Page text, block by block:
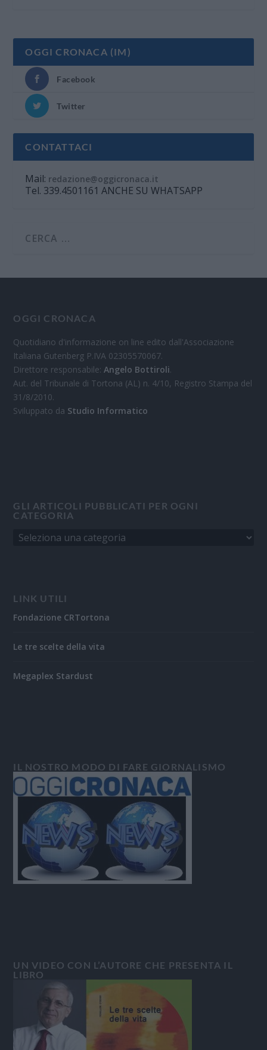
OGGI CRONACA (IM)
Facebook
Twitter
CONTATTACI
Mail: redazione@oggicronaca.it
Tel. 339.4501161 ANCHE SU WHATSAPP
OGGI CRONACA
Quotidiano d'informazione on line edito dall'Associazione
Italiana Gutenberg P.IVA 02305570067.
Direttore responsabile:Angelo Bottiroli.
Aut. del Tribunale di Tortona (AL) n. 4/10, Registro Stampa del
31/8/2010.
Sviluppato da Studio Informatico
GLI ARTICOLI PUBBLICATI PER OGNI
CATEGORIA
LINK UTILI
Fondazione CRTortona
Le tre scelte della vita
Megaplex Stardust
IL NOSTRO MODO DI FARE GIORNALISMO
UN VIDEO CON L’AUTORE CHE PRESENTA IL
LIBRO